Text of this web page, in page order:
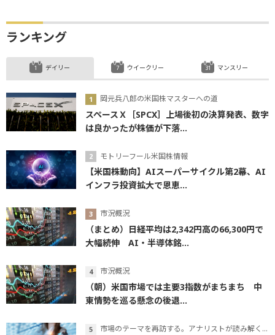
自己資本
自己資本比率 買収
ファンド
リーマンショック
ランキング
デイリー
岡元兵八郎の米国株マスターへの道
スペースＸ［SPCX］上場後初の決算発表、数字
は良かったが株価が下落...
モトリーフール米国株情報
【米国株動向】AIスーパーサイクル第2幕、AI
インフラ投資拡大で恩恵...
市況概況
（まとめ）日経平均は2,342円高の66,300円で
大幅続伸 AI・半導体銘...
市況概況
（朝）米国市場では主要3指数がまちまち 中
東情勢を巡る懸念の後退...
市場のテーマを再訪する。アナリストが読み解くテーマの本質
ウイークリー マンスリー